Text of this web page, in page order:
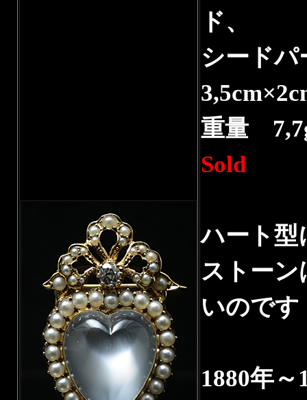
ド、
シードパ
重量
Sold
ハート型
ストーン
いのです
1880年